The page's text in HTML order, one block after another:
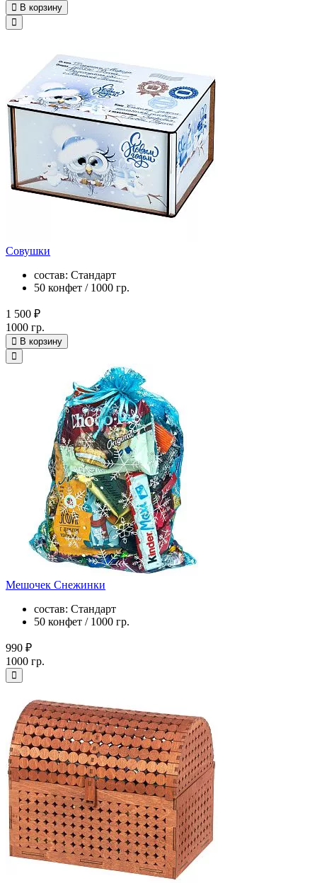
В корзину
Совушки
состав: Стандарт
50 конфет / 1000 гр.
1 500 ₽
1000 гр.
В корзину
Мешочек Снежинки
состав: Стандарт
50 конфет / 1000 гр.
990 ₽
1000 гр.